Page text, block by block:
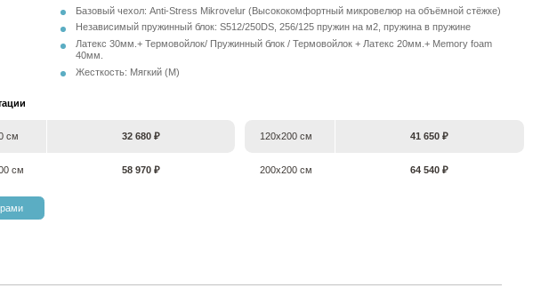
Базовый чехол: Anti-Stress Mikrovelur (Высококомфортный микровелюр на объёмной стёжке)
Независимый пружинный блок: S512/250DS, 256/125 пружин на м2, пружина в пружине
Латекс 30мм.+ Термовойлок/ Пружинный блок / Термовойлок + Латекс 20мм.+ Memory foam
40мм.
Жесткость: Мягкий (М)
см 32 680 ₽ 120х200 см 41 650 ₽
см 58 970 ₽ 200х200 см 64 540 ₽